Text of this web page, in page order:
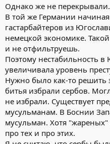
Однако же не перекрывали.
В той же Германии
гастарбайтеров из
немецкой экономике.
и не отфильтруешь.
Поэтому нестабильность
увеличивала уровень
Нужно было как-то решить
битья избрали сербов.
не избрали. Существует
мусульманам. В Боснии
мусульман. Хотя
про тех и про этих.